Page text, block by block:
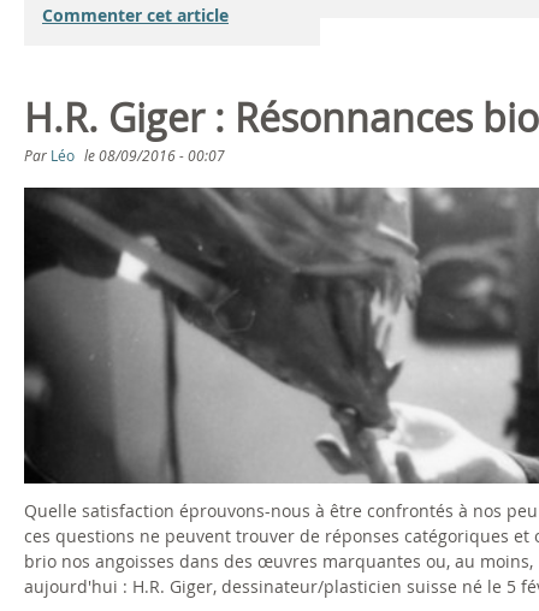
Commenter cet article
H.R. Giger : Résonnances
Par Léo le08/09/2016 - 00:07
Quelle satisfaction éprouvons-nous à être confrontés à nos
ces questions ne peuvent trouver de réponses catégoriques
brio nos angoisses dans des œuvres marquantes ou, au
aujourd'hui : H.R. Giger, dessinateur/plasticien suisse né le 5